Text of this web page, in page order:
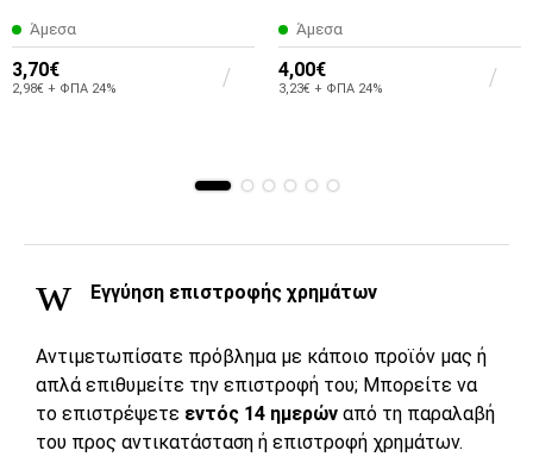
Άμεσα
3,70€
2,98€ + ΦΠΑ 24%
Άμεσα
4,00€
3,23€ + ΦΠΑ 24%
Εγγύηση επιστροφής χρημάτων
Αντιμετωπίσατε πρόβλημα με κάποιο προϊόν μας ή
απλά επιθυμείτε την επιστροφή του; Μπορείτε να
το επιστρέψετε εντός 14 ημερών από τη παραλαβή
του προς αντικατάσταση ή επιστροφή χρημάτων.